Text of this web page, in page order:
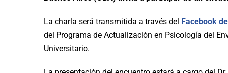
La charla será transmitida a través del Facebook
del Programa de Actualización en Psicología del
Universitario.